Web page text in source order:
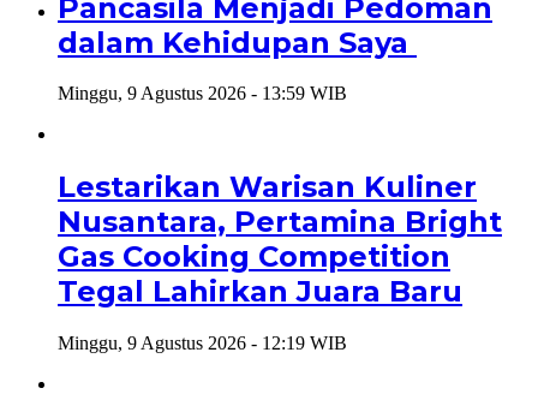
Pancasila Menjadi Pedoman
dalam Kehidupan Saya
Minggu, 9 Agustus 2026 - 13:59 WIB
Lestarikan Warisan Kuliner
Nusantara, Pertamina Bright
Gas Cooking Competition
Tegal Lahirkan Juara Baru
Minggu, 9 Agustus 2026 - 12:19 WIB